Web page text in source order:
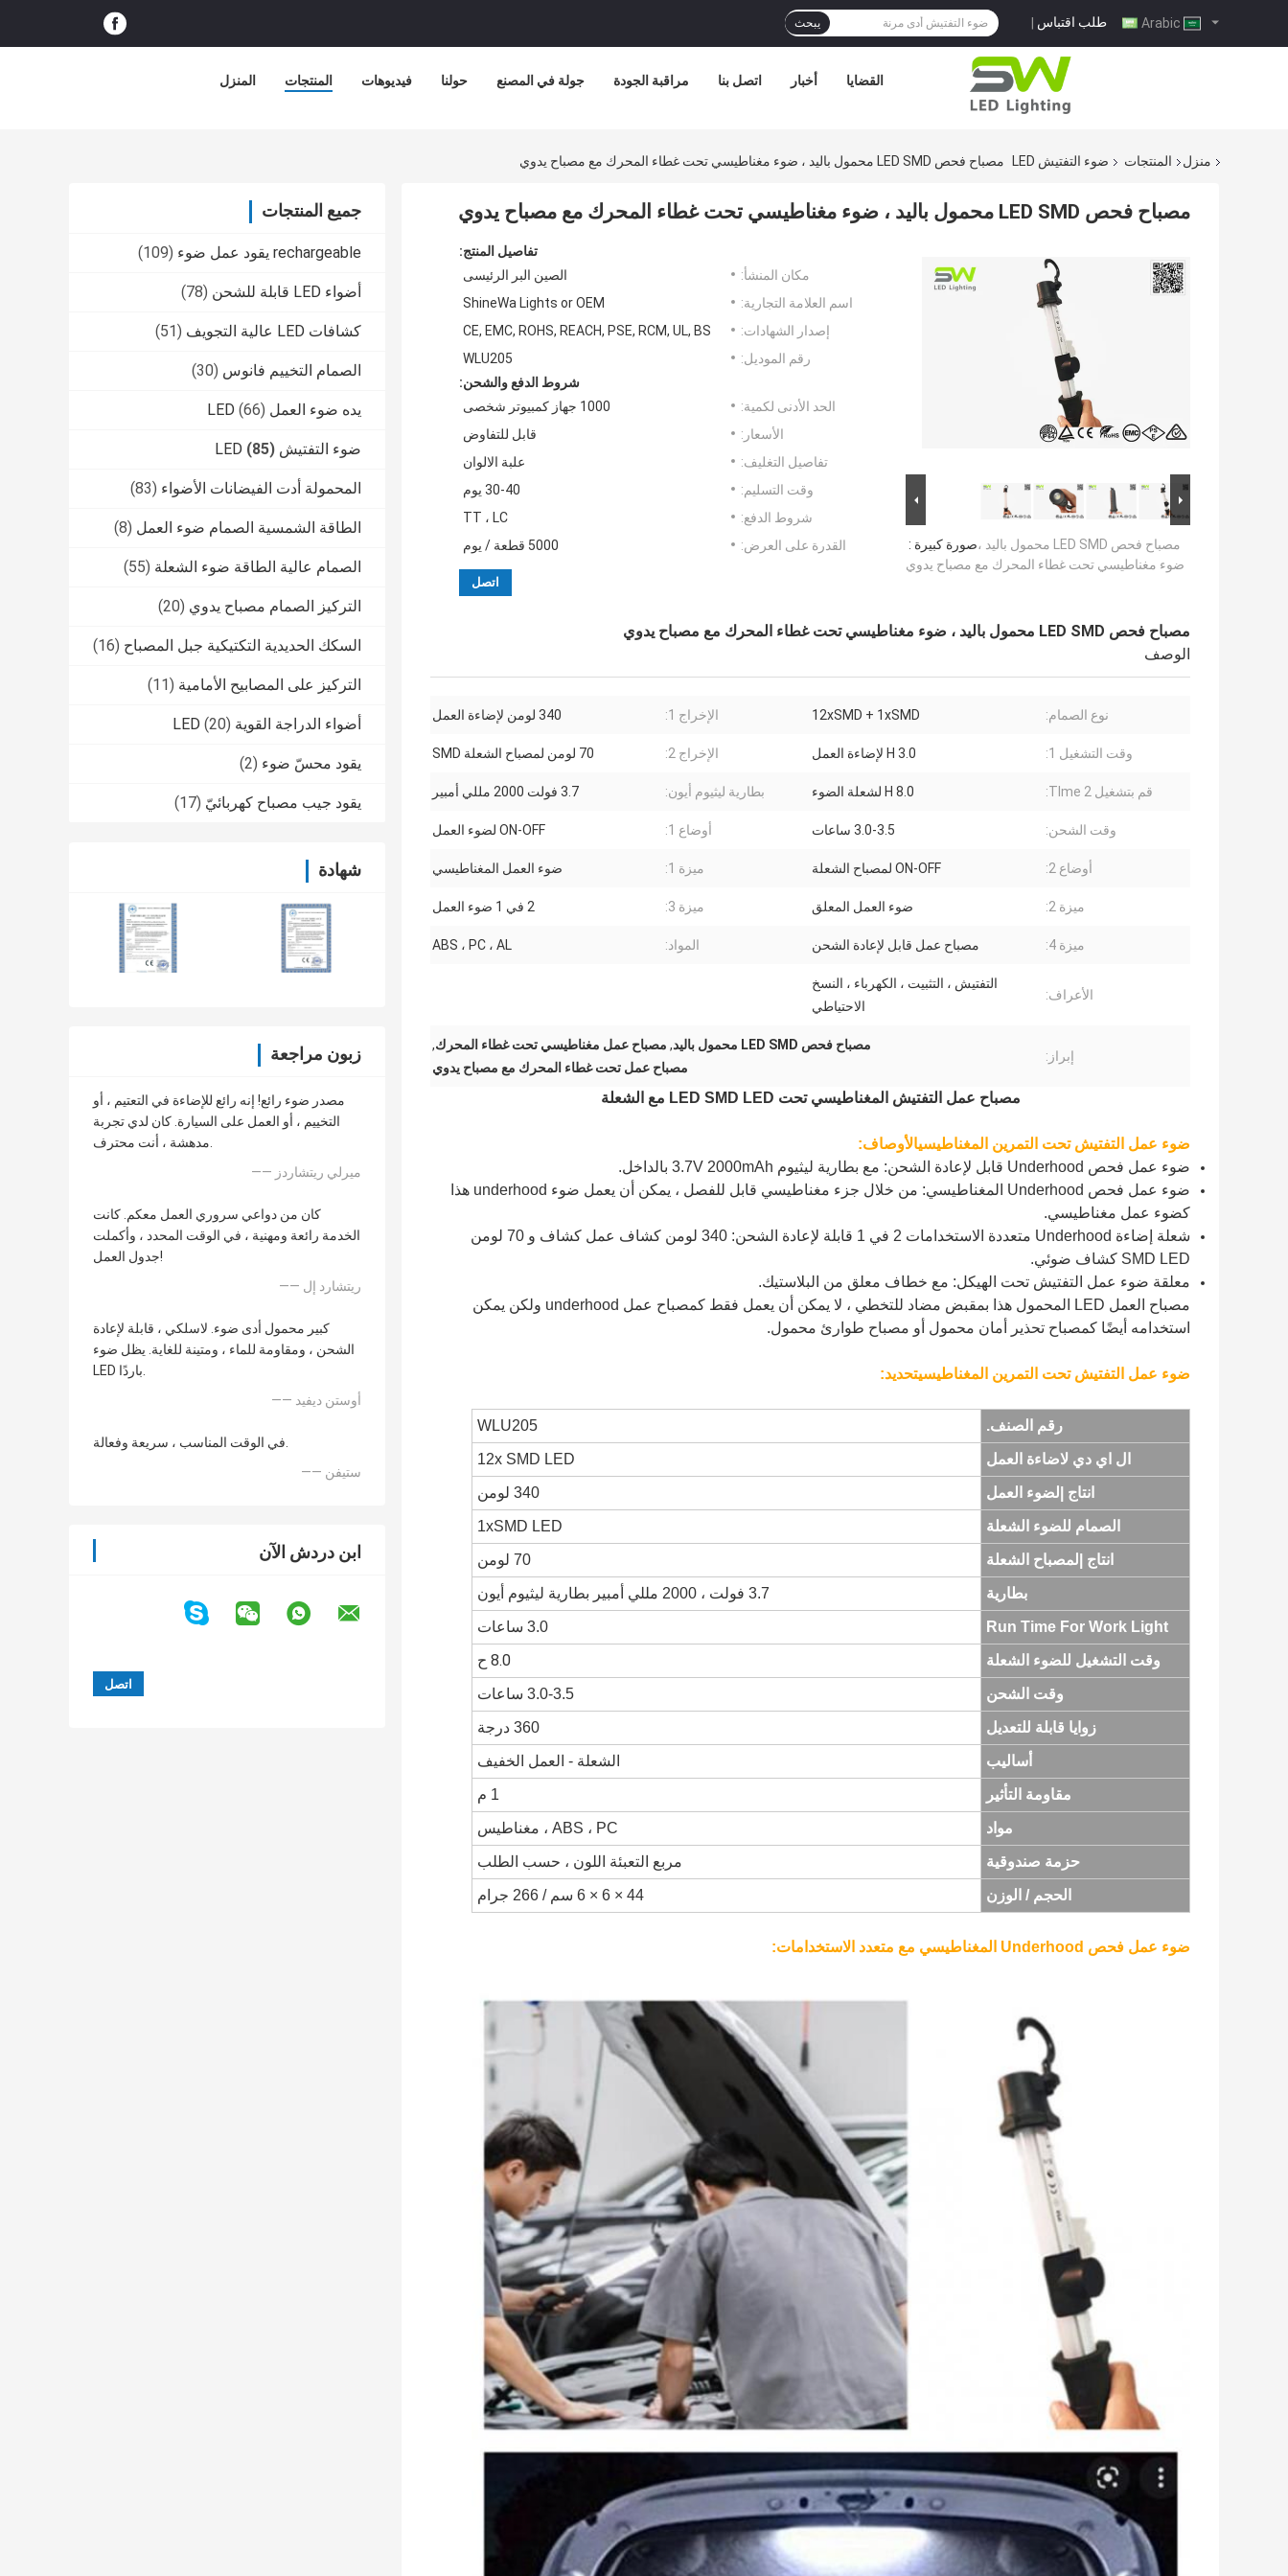
طلب اقتباس | يبحث
المنزل المنتجات فيديوهات حولنا جولة في المصنع مراقبة الجودة اتصل بنا أخبار القضايا
منزل المنتجات ضوء التفتيش LED مصباح فحص LED SMD محمول باليد ، ضوء مغناطيسي تحت غطاء المحرك مع مصباح يدوي
جميع المنتجات
rechargeable يقود عمل ضوء (109)
أضواء LED قابلة للشحن (78)
كشافات LED عالية التجويف (51)
الصمام التخييم فانوس (30)
يده ضوء العمل LED (66)
ضوء التفتيش LED (85)
المحمولة أدت الفيضانات الأضواء (83)
الطاقة الشمسية الصمام ضوء العمل (8)
الصمام عالية الطاقة ضوء الشعلة (55)
التركيز الصمام مصباح يدوي (20)
السكك الحديدية التكتيكية جبل المصباح (16)
التركيز على المصابيح الأمامية (11)
أضواء الدراجة القوية LED (20)
يقود محسّ ضوء (2)
يقود جيب مصباح كهربائيّ (17)
شهادة
زبون مراجعة
مصدر ضوء رائع! إنه رائع للإضاءة في التعتيم ، أو
التخييم ، أو العمل على السيارة. كان لدي تجربة
مدهشة ، أنت محترف.
—— ميرلي ريتشاردز
كان من دواعي سروري العمل معكم. كانت
الخدمة رائعة ومهنية ، في الوقت المحدد ، وأكملت
جدول العمل!
—— ريتشارد إل
كبير محمول أدى ضوء. لاسلكي ، قابلة لإعادة
الشحن ، ومقاومة للماء ، ومتينة للغاية. يظل ضوء
LED باردًا.
—— أوستن ديفيد
في الوقت المناسب ، سريعة وفعالة.
—— ستيفن
ابن دردش الآن
مصباح فحص LED SMD محمول باليد ، ضوء مغناطيسي تحت غطاء المحرك مع مصباح يدوي
صورة كبيرة :مصباح فحص LED SMD محمول باليد ،
ضوء مغناطيسي تحت غطاء المحرك مع مصباح يدوي
تفاصيل المنتج:
مكان المنشأ:
الصين البر الرئيسى
اسم العلامة التجارية:
ShineWa Lights or OEM
إصدار الشهادات:
CE, EMC, ROHS, REACH, PSE, RCM, UL, BS
رقم الموديل:
WLU205
شروط الدفع والشحن:
الحد الأدنى لكمية:
1000 جهاز كمبيوتر شخصى
الأسعار:
قابل للتفاوض
تفاصيل التغليف:
علبة الالوان
وقت التسليم:
30-40 يوم
شروط الدفع:
TT ، LC
القدرة على العرض:
5000 قطعة / يوم
اتصل
مصباح فحص LED SMD محمول باليد ، ضوء مغناطيسي تحت غطاء المحرك مع مصباح يدوي
الوصف
نوع الصمام: 12xSMD + 1xSMD الإخراج 1: 340 لومن لإضاءة العمل
وقت التشغيل 1: 3.0 H لإضاءة العمل الإخراج 2: 70 لومن لمصباح الشعلة SMD
قم بتشغيل TIme 2: 8.0 H لشعلة الضوء بطارية ليثيوم أيون: 3.7 فولت 2000 مللي أمبير
وقت الشحن: 3.0-3.5 ساعات أوضاع 1: ON-OFF لضوء العمل
أوضاع 2: ON-OFF لمصباح الشعلة ميزة 1: ضوء العمل المغناطيسي
ميزة 2: ضوء العمل المعلق ميزة 3: 2 في 1 ضوء العمل
ميزة 4: مصباح عمل قابل لإعادة الشحن المواد: ABS ، PC ، AL
الأعراف:
التفتيش ، التثبيت ، الكهرباء ، النسخ
الاحتياطي
إبراز:
مصباح فحص LED SMD محمول باليد , مصباح عمل مغناطيسي تحت غطاء المحرك,
مصباح عمل تحت غطاء المحرك مع مصباح يدوي
مصباح عمل التفتيش المغناطيسي تحت LED SMD LED مع الشعلة
ضوء عمل التفتيش تحت التمرين المغناطيسيالأوصاف:
ضوء عمل فحص Underhood قابل لإعادة الشحن: مع بطارية ليثيوم 3.7V 2000mAh بالداخل.
ضوء عمل فحص Underhood المغناطيسي: من خلال جزء مغناطيسي قابل للفصل ، يمكن أن يعمل ضوء underhood هذا
كضوء عمل مغناطيسي.
شعلة إضاءة Underhood متعددة الاستخدامات 2 في 1 قابلة لإعادة الشحن: 340 لومن كشاف عمل كشاف و 70 لومن
SMD LED كشاف ضوئي.
معلقة ضوء عمل التفتيش تحت الهيكل: مع خطاف معلق من البلاستيك.
مصباح العمل LED المحمول هذا بمقبض مضاد للتخطي ، لا يمكن أن يعمل فقط كمصباح عمل underhood ولكن يمكن
استخدامه أيضًا كمصباح تحذير أمان محمول أو مصباح طوارئ محمول.
ضوء عمل التفتيش تحت التمرين المغناطيسيتحديد:
رقم الصنف. WLU205
ال اي دي لاضاءة العمل 12x SMD LED
انتاج | لضوء العمل 340 لومن
الصمام للضوء الشعلة 1xSMD LED
انتاج | لمصباح الشعلة 70 لومن
بطارية 3.7 فولت ، 2000 مللي أمبير بطارية ليثيوم أيون
Run Time For Work Light 3.0 ساعات
وقت التشغيل للضوء الشعلة 8.0 ح
وقت الشحن 3.0-3.5 ساعات
زوايا قابلة للتعديل 360 درجة
أساليب الشعلة - العمل الخفيف
مقاومة التأثير 1 م
مواد ABS ، PC ، مغناطيس
حزمة صندوقية مربع التعبئة اللون ، حسب الطلب
الحجم / الوزن 44 × 6 × 6 سم / 266 جرام
ضوء عمل فحص Underhood المغناطيسي مع متعدد الاستخدامات :